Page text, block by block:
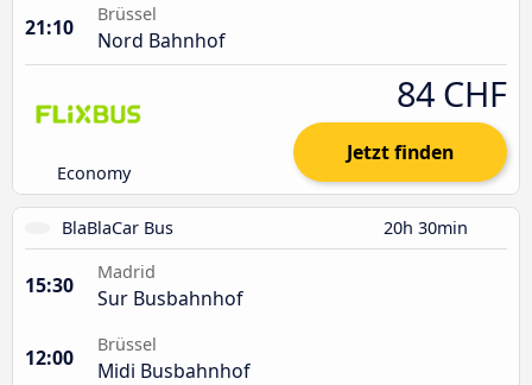
21:10
Brüssel
Nord Bahnhof
Economy
84 CHF
Jetzt finden
BlaBlaCar Bus 20h 30min
15:30
Madrid
Sur Busbahnhof
12:00
Brüssel
Midi Busbahnhof